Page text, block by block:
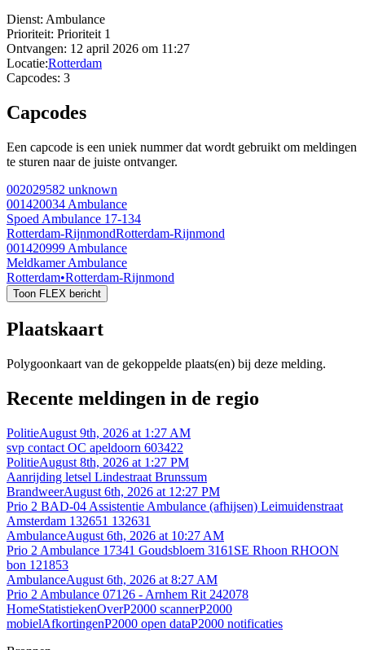
Dienst: Ambulance
Prioriteit: Prioriteit 1
Ontvangen: 12 april 2026 om 11:27
Locatie:Rotterdam
Capcodes: 3
Capcodes
Een capcode is een uniek nummer dat wordt gebruikt om meldingen
te sturen naar de juiste ontvanger.
002029582 unknown
001420034 Ambulance
Spoed Ambulance 17-134
Rotterdam-RijnmondRotterdam-Rijnmond
001420999 Ambulance
Meldkamer Ambulance
Rotterdam•Rotterdam-Rijnmond
Toon FLEX bericht
Plaatskaart
Polygoonkaart van de gekoppelde plaats(en) bij deze melding.
Recente meldingen in de regio
PolitieAugust 9th, 2026 at 1:27 AM
svp contact OC apeldoorn 603422
PolitieAugust 8th, 2026 at 1:27 PM
Aanrijding letsel Lindestraat Brunssum
BrandweerAugust 6th, 2026 at 12:27 PM
Prio 2 BAD-04 Assistentie Ambulance (afhijsen) Leimuidenstraat
Amsterdam 132651 132631
AmbulanceAugust 6th, 2026 at 10:27 AM
Prio 2 Ambulance 17341 Goudsbloem 3161SE Rhoon RHOON
bon 121853
AmbulanceAugust 6th, 2026 at 8:27 AM
Prio 2 Ambulance 07126 - Arnhem Rit 242078
HomeStatistiekenOverP2000 scannerP2000
mobielAfkortingenP2000 open dataP2000 notificaties